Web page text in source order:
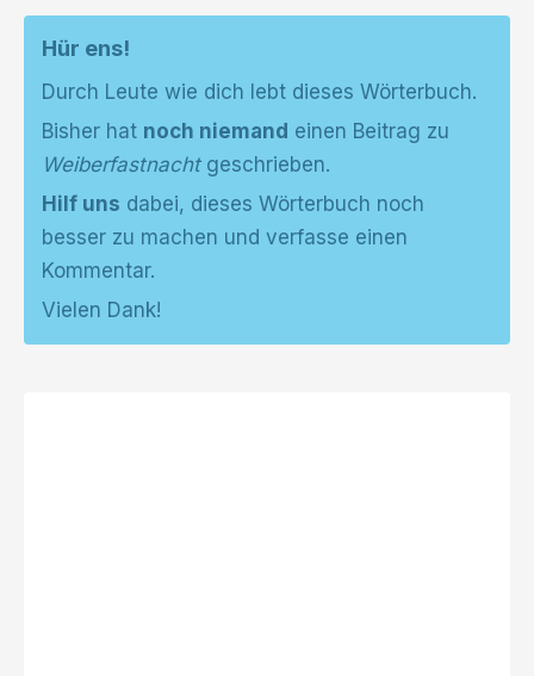
Hür ens!
Durch Leute wie dich lebt dieses Wörterbuch.
Bisher hat noch niemand einen Beitrag zu
Weiberfastnachtgeschrieben.
Hilf uns dabei, dieses Wörterbuch noch
besser zu machen und verfasse einen
Kommentar.
Vielen Dank!